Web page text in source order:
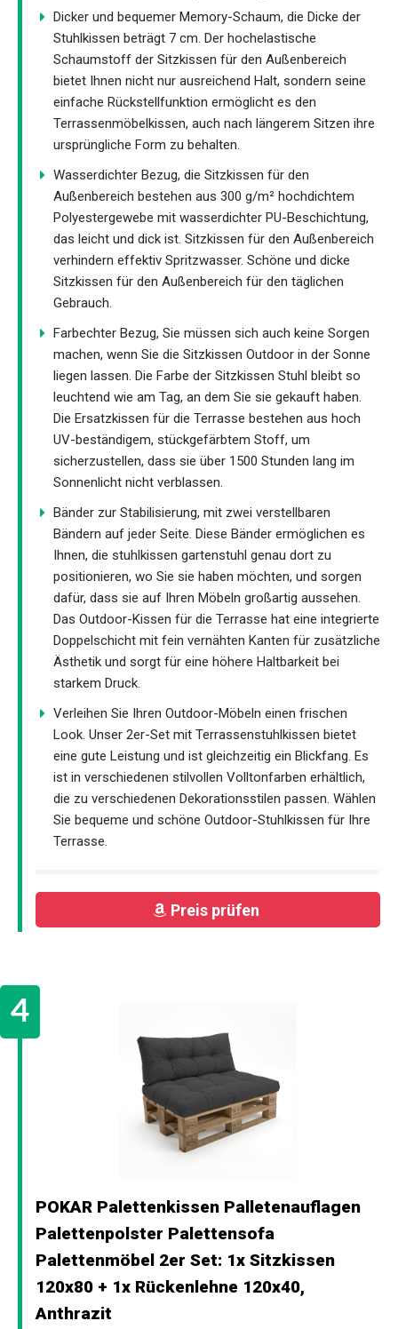
Dicker und bequemer Memory-Schaum, die Dicke der
Stuhlkissen beträgt 7 cm. Der hochelastische
Schaumstoff der Sitzkissen für den Außenbereich
bietet Ihnen nicht nur ausreichend Halt, sondern seine
einfache Rückstellfunktion ermöglicht es den
Terrassenmöbelkissen, auch nach längerem Sitzen ihre
ursprüngliche Form zu behalten.
Wasserdichter Bezug, die Sitzkissen für den
Außenbereich bestehen aus 300 g/m² hochdichtem
Polyestergewebe mit wasserdichter PU-Beschichtung,
das leicht und dick ist. Sitzkissen für den Außenbereich
verhindern effektiv Spritzwasser. Schöne und dicke
Sitzkissen für den Außenbereich für den täglichen
Gebrauch.
Farbechter Bezug, Sie müssen sich auch keine Sorgen
machen, wenn Sie die Sitzkissen Outdoor in der Sonne
liegen lassen. Die Farbe der Sitzkissen Stuhl bleibt so
leuchtend wie am Tag, an dem Sie sie gekauft haben.
Die Ersatzkissen für die Terrasse bestehen aus hoch
UV-beständigem, stückgefärbtem Stoff, um
sicherzustellen, dass sie über 1500 Stunden lang im
Sonnenlicht nicht verblassen.
Bänder zur Stabilisierung, mit zwei verstellbaren
Bändern auf jeder Seite. Diese Bänder ermöglichen es
Ihnen, die stuhlkissen gartenstuhl genau dort zu
positionieren, wo Sie sie haben möchten, und sorgen
dafür, dass sie auf Ihren Möbeln großartig aussehen.
Das Outdoor-Kissen für die Terrasse hat eine integrierte
Doppelschicht mit fein vernähten Kanten für zusätzliche
Ästhetik und sorgt für eine höhere Haltbarkeit bei
starkem Druck.
Verleihen Sie Ihren Outdoor-Möbeln einen frischen
Look. Unser 2er-Set mit Terrassenstuhlkissen bietet
eine gute Leistung und ist gleichzeitig ein Blickfang. Es
ist in verschiedenen stilvollen Volltonfarben erhältlich,
die zu verschiedenen Dekorationsstilen passen. Wählen
Sie bequeme und schöne Outdoor-Stuhlkissen für Ihre
Terrasse.
Preis prüfen
POKAR Palettenkissen Palletenauflagen
Palettenpolster Palettensofa
Palettenmöbel 2er Set: 1x Sitzkissen
120x80 + 1x Rückenlehne 120x40,
Anthrazit